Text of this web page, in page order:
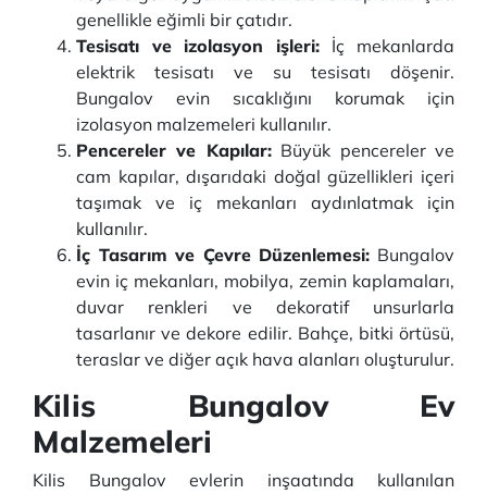
genellikle eğimli bir çatıdır.
Tesisatı ve izolasyon işleri: İç mekanlarda
elektrik tesisatı ve su tesisatı döşenir.
Bungalov evin sıcaklığını korumak için
izolasyon malzemeleri kullanılır.
Pencereler ve Kapılar:Büyük pencereler ve
cam kapılar, dışarıdaki doğal güzellikleri içeri
taşımak ve iç mekanları aydınlatmak için
kullanılır.
İç Tasarım ve Çevre Düzenlemesi: Bungalov
evin iç mekanları, mobilya, zemin kaplamaları,
duvar renkleri ve dekoratif unsurlarla
tasarlanır ve dekore edilir. Bahçe, bitki örtüsü,
teraslar ve diğer açık hava alanları oluşturulur.
Kilis Bungalov Ev
Malzemeleri
Kilis Bungalov evlerin inşaatında kullanılan